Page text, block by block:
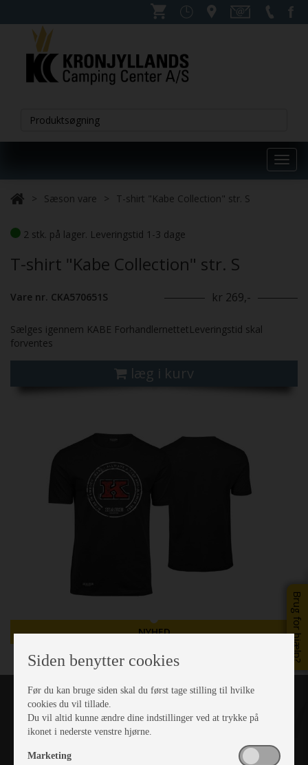
Brug for hjælp?
Sæson vare T-shirt "Kabe Collection" str. S
2 stk. på lager. Leveringstid 1-3 dage
T-shirt "Kabe Collection" str. S
Vare nr. CKA570651S kr 269,-
Sælges igennem KABE ForhandlernettetLeveringstid skal
forventes
læg i kurv
NYHED
Siden benytter cookies
Før du kan bruge siden skal du først tage stilling til hvilke
cookies du vil tillade.
Du vil altid kunne ændre dine indstillinger ved at trykke på
ikonet i nederste venstre hjørne.
Marketing